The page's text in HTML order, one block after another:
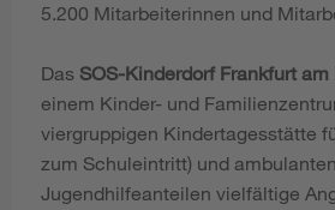
5.200 Mitarbeiterinnen und
Das SOS-Kinderdorf Frankfurt am
einem Kinder- und
viergruppigen Kindertagesstätte
zum Schuleintritt) und
Jugendhilfeanteilen vielfältige